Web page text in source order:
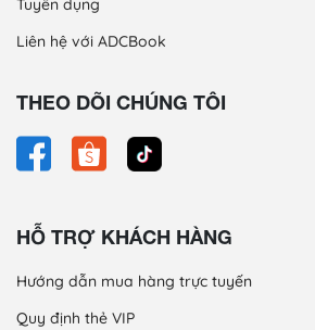
Tuyển dụng
Liên hệ với ADCBook
THEO DÕI CHÚNG TÔI
HỖ TRỢ KHÁCH HÀNG
Hướng dẫn mua hàng trực tuyến
Quy định thẻ VIP